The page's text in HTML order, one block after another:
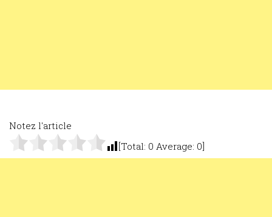
Notez l'article
[Total: 0 Average: 0]